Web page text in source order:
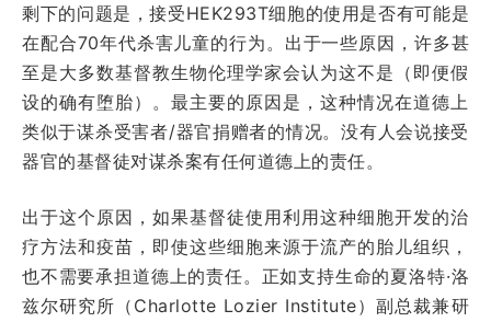
剩下的问题是，接受HEK293T细胞的使用是否有可能是
在配合70年代杀害儿童的行为。出于一些原因，许多甚
至是大多数基督教生物伦理学家会认为这不是（即便假
设的确有堕胎）。最主要的原因是，这种情况在道德上
类似于谋杀受害者/器官捐赠者的情况。没有人会说接受
器官的基督徒对谋杀案有任何道德上的责任。
出于这个原因，如果基督徒使用利用这种细胞开发的治
疗方法和疫苗，即使这些细胞来源于流产的胎儿组织，
也不需要承担道德上的责任。正如支持生命的夏洛特·洛
兹尔研究所（Charlotte Lozier Institute）副总裁兼研